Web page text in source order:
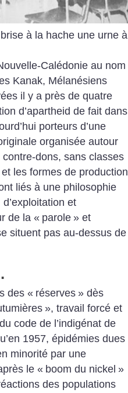
à la hache une urne à
Calédonie au nom
Kanak, Mélanésiens
il y a près de quatre
d’apartheid de fait dans
porteurs d’une
organisée autour
dons, sans classes
les formes de production
liés à une philosophie
et
de la « parole » et
situent pas au-dessus de
des « réserves » dès
», travail forcé et
code de l’indigénat de
1957, épidémies dues
minorité par une
le « boom du nickel »
des populations